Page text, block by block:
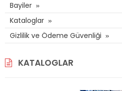
Bayiler
Kataloglar
Gizlilik ve Ödeme Güvenliği
KATALOGLAR